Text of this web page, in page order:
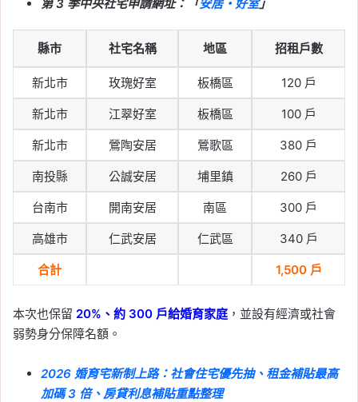
第 3 季中央社宅申請網址：「安居・好室」
縣市 社宅名稱 地區 招租戶數
新北市 玫瑰好室 板橋區 120 戶
新北市 江翠好室 板橋區 100 戶
新北市 鶯陶安居 鶯歌區 380 戶
南投縣 公誠安居 埔里鎮 260 戶
台南市 開南安居 南區 300 戶
高雄市 仁武安居 仁武區 340 戶
合計 1,500 戶
本次也保留 20%、約 300 戶給婚育家庭 ，並設有經濟或社會
弱勢身分保障名額。
2026 婚育宅新制上路：社會住宅優先抽、租金補貼最高
加碼 3 倍、房貸利息補貼重點整理